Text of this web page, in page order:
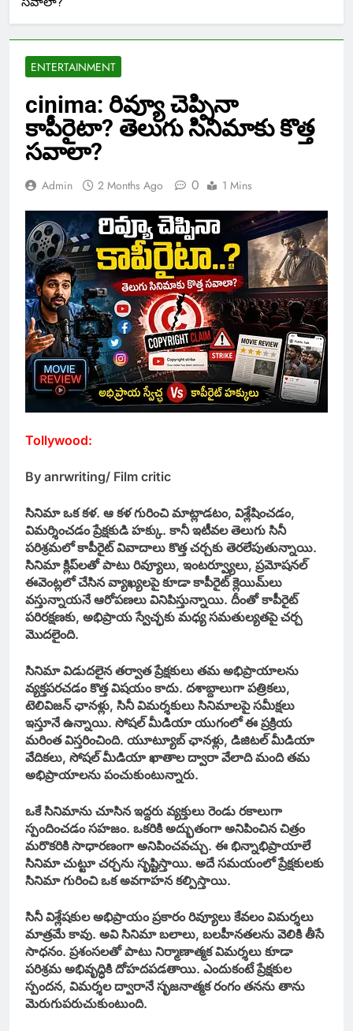
ENTERTAINMENT
cinima: రివ్యూ చెప్పినా
కాపీరైటా? తెలుగు సినిమాకు కొత్త
సవాలా?
Admin 2 Months Ago 0 1 Mins
Tollywood:
By anrwriting/ Film critic
సినిమా ఒక కళ. ఆ కళ గురించి మాట్లాడటం, విశ్లేషించడం,
విమర్శించడం ప్రేక్షకుడి హక్కు. కానీ ఇటీవల తెలుగు సినీ
పరిశ్రమలో కాపీరైట్ వివాదాలు కొత్త చర్చకు తెరలేపుతున్నాయి.
సినిమా క్లిప్‌లతో పాటు రివ్యూలు, ఇంటర్వ్యూలు, ప్రమోషనల్
ఈవెంట్లలో చేసిన వ్యాఖ్యలపై కూడా కాపీరైట్ క్లెయిమ్‌లు
వస్తున్నాయనే ఆరోపణలు వినిపిస్తున్నాయి. దీంతో కాపీరైట్
పరిరక్షణకు, అభిప్రాయ స్వేచ్ఛకు మధ్య సమతుల్యతపై చర్చ
మొదలైంది.
సినిమా విడుదలైన తర్వాత ప్రేక్షకులు తమ అభిప్రాయాలను
వ్యక్తపరచడం కొత్త విషయం కాదు. దశాబ్దాలుగా పత్రికలు,
టెలివిజన్ ఛానళ్లు, సినీ విమర్శకులు సినిమాలపై సమీక్షలు
ఇస్తూనే ఉన్నాయి. సోషల్ మీడియా యుగంలో ఈ ప్రక్రియ
మరింత విస్తరించింది. యూట్యూబ్ ఛానళ్లు, డిజిటల్ మీడియా
వేదికలు, సోషల్ మీడియా ఖాతాల ద్వారా వేలాది మంది తమ
అభిప్రాయాలను పంచుకుంటున్నారు.
ఒకే సినిమాను చూసిన ఇద్దరు వ్యక్తులు రెండు రకాలుగా
స్పందించడం సహజం. ఒకరికి అద్భుతంగా అనిపించిన చిత్రం
మరొకరికి సాధారణంగా అనిపించవచ్చు. ఈ భిన్నాభిప్రాయాలే
సినిమా చుట్టూ చర్చను సృష్టిస్తాయి. అదే సమయంలో ప్రేక్షకులకు
సినిమా గురించి ఒక అవగాహన కల్పిస్తాయి.
సినీ విశ్లేషకుల అభిప్రాయం ప్రకారం రివ్యూలు కేవలం విమర్శలు
మాత్రమే కావు. అవి సినిమా బలాలు, బలహీనతలను వెలికి తీసే
సాధనం. ప్రశంసలతో పాటు నిర్మాణాత్మక విమర్శలు కూడా
పరిశ్రమ అభివృద్ధికి దోహదపడతాయి. ఎందుకంటే ప్రేక్షకుల
స్పందన, విమర్శల ద్వారానే సృజనాత్మక రంగం తనను తాను
మెరుగుపరుచుకుంటుంది.